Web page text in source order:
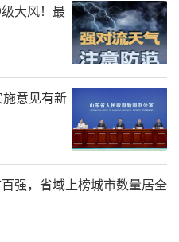
大风！最
意见有新
强，省域上榜城市数量居全